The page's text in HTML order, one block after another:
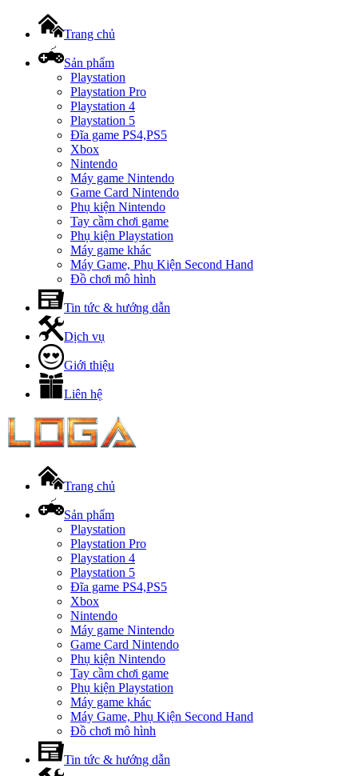
Trang chủ
Sản phẩm
Playstation
Playstation Pro
Playstation 4
Playstation 5
Đĩa game PS4,PS5
Xbox
Nintendo
Máy game Nintendo
Game Card Nintendo
Phụ kiện Nintendo
Tay cầm chơi game
Phụ kiện Playstation
Máy game khác
Máy Game, Phụ Kiện Second Hand
Đồ chơi mô hình
Tin tức & hướng dẫn
Dịch vụ
Giới thiệu
Liên hệ
Trang chủ
Sản phẩm
Playstation
Playstation Pro
Playstation 4
Playstation 5
Đĩa game PS4,PS5
Xbox
Nintendo
Máy game Nintendo
Game Card Nintendo
Phụ kiện Nintendo
Tay cầm chơi game
Phụ kiện Playstation
Máy game khác
Máy Game, Phụ Kiện Second Hand
Đồ chơi mô hình
Tin tức & hướng dẫn